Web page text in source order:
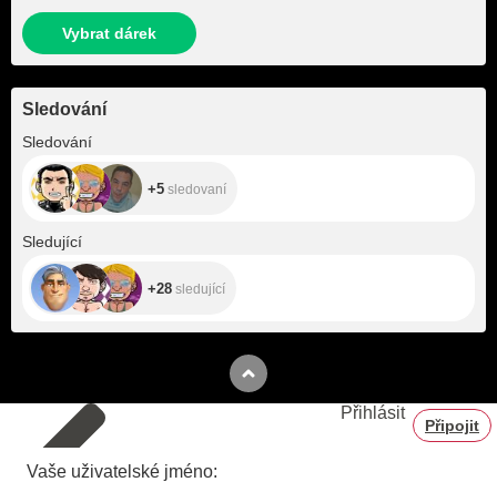
Vybrat dárek
Sledování
Sledování
+5 sledovaní
Sledující
+28 sledující
Přihlásit
Připojit
Vaše uživatelské jméno: